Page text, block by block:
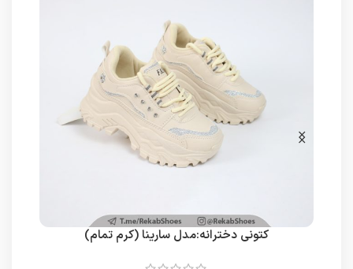
کتونی دخترانه:مدل سارینا (کرم تمام)